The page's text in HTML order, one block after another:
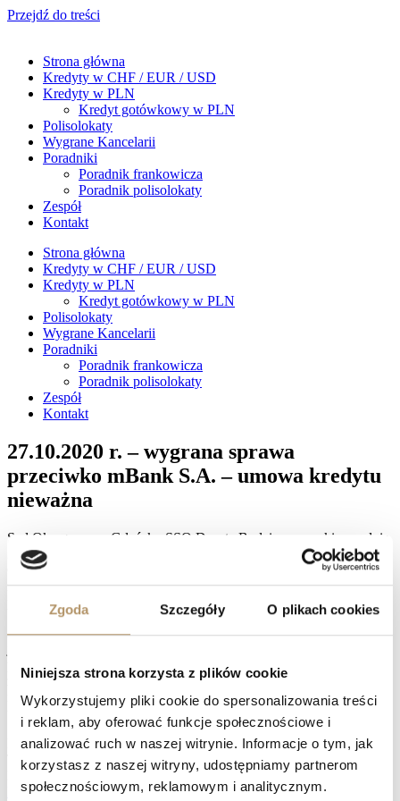
Zgoda Szczegóły O plikach cookies
Niniejsza strona korzysta z plików cookie
Wykorzystujemy pliki cookie do spersonalizowania treści
i reklam, aby oferować funkcje społecznościowe i
analizować ruch w naszej witrynie. Informacje o tym, jak
korzystasz z naszej witryny, udostępniamy partnerom
społecznościowym, reklamowym i analitycznym.
Przejdź do treści
Strona główna
Kredyty w CHF / EUR / USD
Kredyty w PLN
Kredyt gotówkowy w PLN
Polisolokaty
Wygrane Kancelarii
Poradniki
Poradnik frankowicza
Poradnik polisolokaty
Zespół
Kontakt
Strona główna
Kredyty w CHF / EUR / USD
Kredyty w PLN
Kredyt gotówkowy w PLN
Polisolokaty
Wygrane Kancelarii
Poradniki
Poradnik frankowicza
Poradnik polisolokaty
Zespół
Kontakt
27.10.2020 r. – wygrana sprawa
przeciwko mBank S.A. – umowa kredytu
nieważna
Sąd Okręgowy w Gdańsku SSO Dorota Budzisz , wyrokiem z dnia
27 października 2020 r., na rozprawie, w sprawie o sygn. akt: XVI
Ca 1332/19, na skutek apelacji powodów, zasądził od pozwanego
mBank S.A. dodatkowo kwotę 3.353,54 zł oraz koszty
postępowania apelacyjnego. Sąd oddalił apelację pozwanego banku.
Apelacja pozwanego była pozbawiona uzasadnionych podstaw i
powodów w związku z podzieleniem przez Sąd Okręgowy
zasadności zarzutów dotyczących skutków umowy uznanej za
nieważną w zakresie żądania zwrotu uiszczonych w związku z tą
umową świadczeń.
Facebook
Twitter
LinkedIn
Prev27.10.2020 – wygrana sprawa przeciwko mBank S.A. –